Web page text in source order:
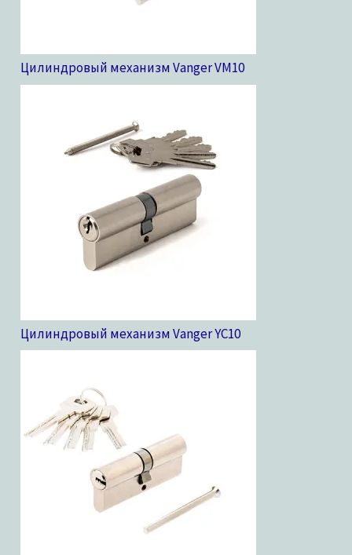
Цилиндровый механизм Vanger VM10
Цилиндровый механизм Vanger YC10